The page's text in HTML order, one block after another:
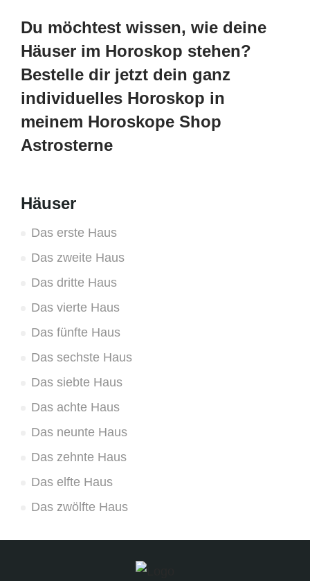
Häuser
Das erste Haus
Das zweite Haus
Das dritte Haus
Das vierte Haus
Das fünfte Haus
Das sechste Haus
Das siebte Haus
Das achte Haus
Das neunte Haus
Das zehnte Haus
Das elfte Haus
Das zwölfte Haus
Du möchtest wissen, wie deine
Häuser im Horoskop stehen?
Bestelle dir jetzt dein ganz
individuelles Horoskop in
meinem Horoskope Shop
Astrosterne